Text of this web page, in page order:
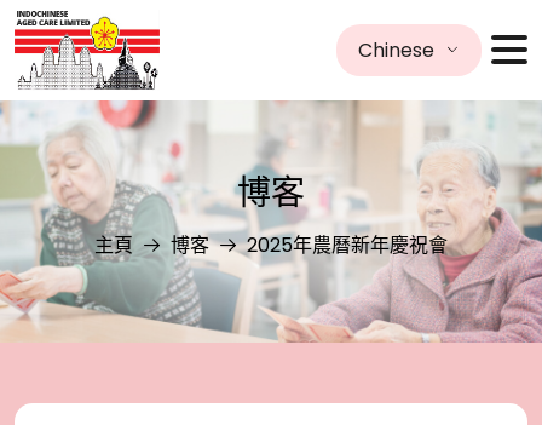
Chinese
博客
主頁 博客 2025年農曆新年慶祝會